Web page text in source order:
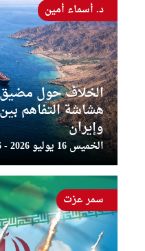
الخلاف حول
هشاشة التفاهم
وإيران
الخميس 16 يوليو 2026 - 20:05:36
د. أسماء أمين
سمر عزت